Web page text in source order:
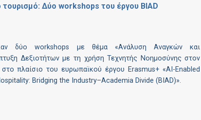
τουρισμό: Δύο workshops του έργου BIAD
δύο workshops με θέμα «Ανάλυση Αναγκών και
Δεξιοτήτων με τη χρήση Τεχνητής Νοημοσύνης στον
πλαίσιο του ευρωπαϊκού έργου Erasmus+ «AI-Enabled
Bridging the Industry–Academia Divide (BIAD)».